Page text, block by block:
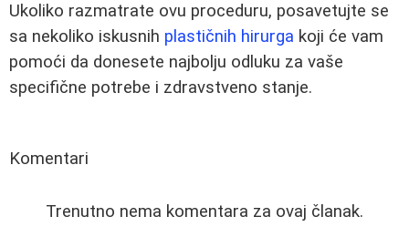
Ukoliko razmatrate ovu proceduru, posavetujte se
sa nekoliko iskusnih plastičnih hirurga koji će vam
pomoći da donesete najbolju odluku za vaše
specifične potrebe i zdravstveno stanje.
Komentari
Trenutno nema komentara za ovaj članak.